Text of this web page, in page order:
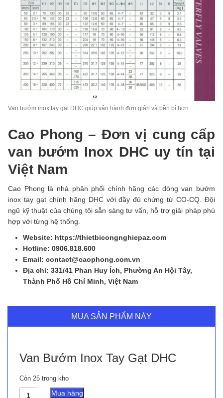
Van bướm inox tay gạt DHC giúp vận hành đơn giản và bền bỉ hơn
Cao Phong – Đơn vị cung cấp
van bướm Inox DHC uy tín tại
Việt Nam
Cao Phong là nhà phân phối chính hãng các dòng van bướm
inox tay gạt chính hãng DHC với đầy đủ chứng từ CO-CQ. Đội
ngũ kỹ thuật của chúng tôi sẵn sàng tư vấn, hỗ trợ giải pháp phù
hợp với từng hệ thống.
Website: https://thietbicongnghiepaz.com
Hotline: 0906.818.600
Email: contact@caophong.com.vn
Địa chỉ: 331/41 Phan Huy Ích, Phường An Hội Tây,
Thành Phố Hồ Chí Minh, Việt Nam
MUA SẢN PHẨM NÀY
Van Bướm Inox Tay Gạt DHC
Còn 25 trong kho
Van
Mua hàng